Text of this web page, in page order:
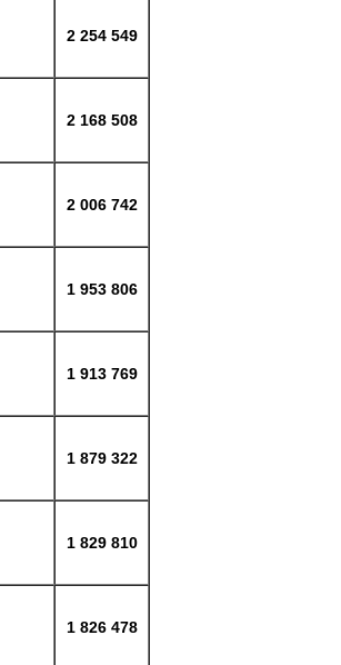
2 254 549
2 168 508
2 006 742
1 953 806
1 913 769
1 879 322
1 829 810
1 826 478